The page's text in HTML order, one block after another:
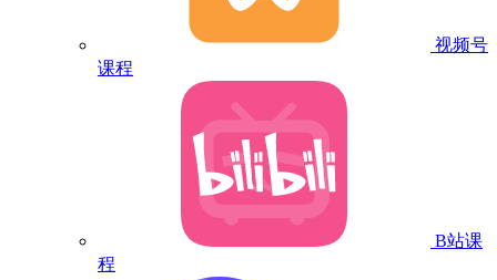
视频号
课程
B站课
程